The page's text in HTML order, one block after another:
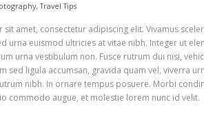
,Travel Tips
amet, consectetur adipiscing elit. Vivamus
urna euismod ultricies at vitae nibh. Integer ut
urna vestibulum non. Fusce rutrum dui nisi,
sed ligula accumsan, gravida quam vel, viverra
nibh. In ornare tempus posuere. Morbi
commodo augue, et molestie lorem nunc id velit.